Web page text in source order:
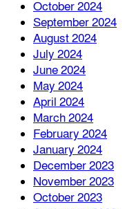
October 2024
September 2024
August 2024
July 2024
June 2024
May 2024
April 2024
March 2024
February 2024
January 2024
December 2023
November 2023
October 2023